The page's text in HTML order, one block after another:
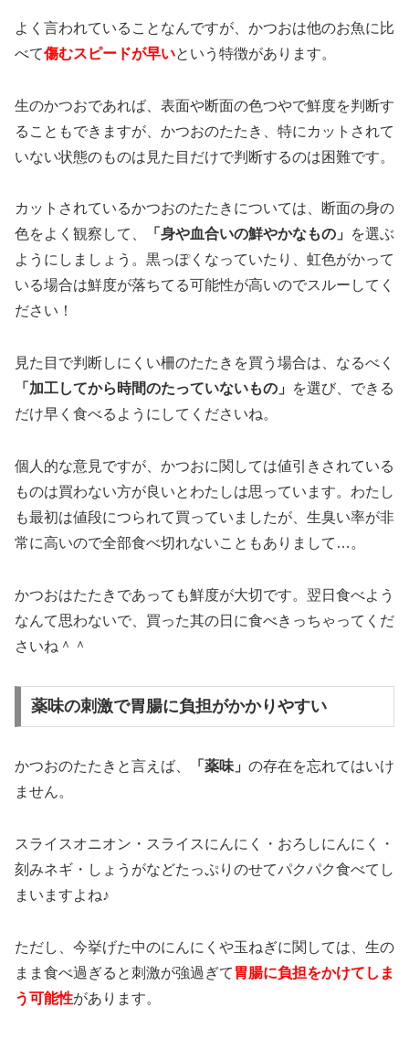
よく言われていることなんですが、かつおは他のお魚に比
べて傷むスピードが早いという特徴があります。
生のかつおであれば、表面や断面の色つやで鮮度を判断す
ることもできますが、かつおのたたき、特にカットされて
いない状態のものは見た目だけで判断するのは困難です。
カットされているかつおのたたきについては、断面の身の
色をよく観察して、
「身や血合いの鮮やかなもの」
を選ぶ
ようにしましょう。黒っぽくなっていたり、虹色がかって
いる場合は鮮度が落ちてる可能性が高いのでスルーしてく
ださい！
見た目で判断しにくい柵のたたきを買う場合は、なるべく
「加工してから時間のたっていないもの」
を選び、できる
だけ早く食べるようにしてくださいね。
個人的な意見ですが、かつおに関しては値引きされている
ものは買わない方が良いとわたしは思っています。わたし
も最初は値段につられて買っていましたが、生臭い率が非
常に高いので全部食べ切れないこともありまして…。
かつおはたたきであっても鮮度が大切です。翌日食べよう
なんて思わないで、買った其の日に食べきっちゃってくだ
さいね＾＾
薬味の刺激で胃腸に負担がかかりやすい
かつおのたたきと言えば、 「薬味」 の存在を忘れてはいけ
ません。
スライスオニオン・スライスにんにく・おろしにんにく・
刻みネギ・しょうがなどたっぷりのせてパクパク食べてし
まいますよね♪
ただし、今挙げた中のにんにくや玉ねぎに関しては、生の
まま食べ過ぎると刺激が強過ぎて 胃腸に負担をかけてしま
う可能性があります。